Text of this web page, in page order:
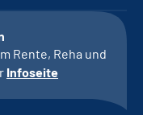
Rente, Reha und
Infoseite